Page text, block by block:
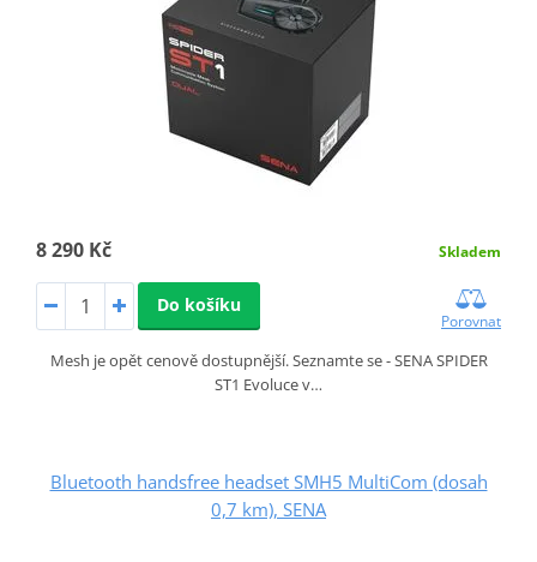
8 290 Kč Skladem
Do košíku
Porovnat
Mesh je opět cenově dostupnější. Seznamte se - SENA SPIDER
ST1 Evoluce v…
Bluetooth handsfree headset SMH5 MultiCom (dosah
0,7 km), SENA